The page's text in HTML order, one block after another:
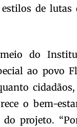
de lutas
do
ao povo
o bem-
projeto.